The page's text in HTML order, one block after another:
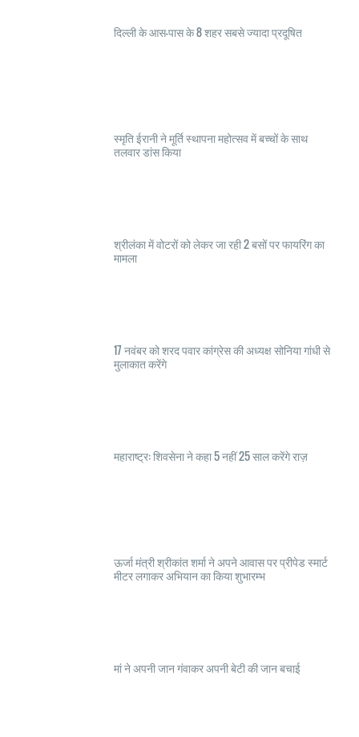
दिल्ली के आस-पास के 8 शहर सबसे ज्यादा प्रदूषित
स्मृति ईरानी ने मूर्ति स्थापना महोत्सव में बच्चों के साथ
तलवार डांस किया
श्रीलंका में वोटरों को लेकर जा रही 2 बसों पर फायरिंग का
मामला
17 नवंबर को शरद पवार कांग्रेस की अध्यक्ष सोनिया गांधी से
मुलाकात करेंगे
महाराष्ट्र: शिवसेना ने कहा 5 नहीं 25 साल करेंगे राज़
ऊर्जा मंत्री श्रीकांत शर्मा ने अपने आवास पर प्रीपेड स्मार्ट
मीटर लगाकर अभियान का किया शुभारम्भ
मां ने अपनी जान गंवाकर अपनी बेटी की जान बचाई